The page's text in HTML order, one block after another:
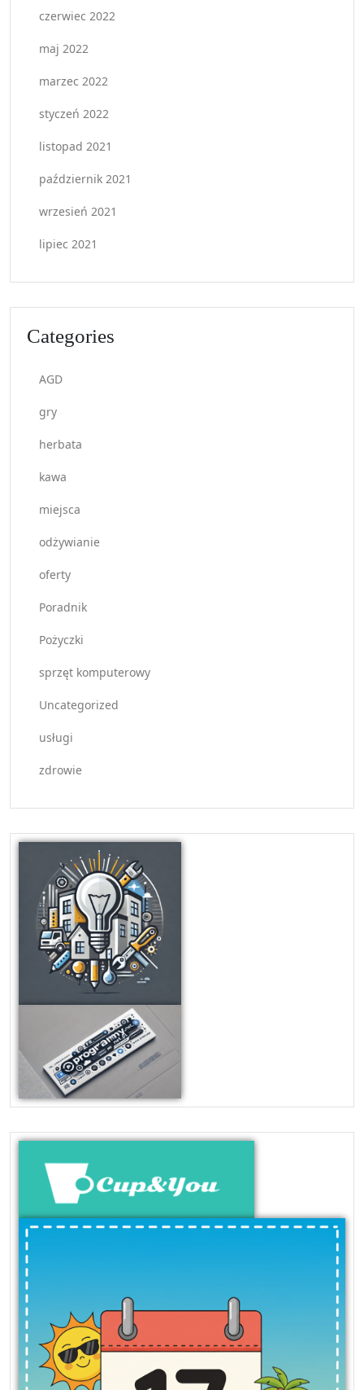
czerwiec 2022
maj 2022
marzec 2022
styczeń 2022
listopad 2021
październik 2021
wrzesień 2021
lipiec 2021
Categories
AGD
gry
herbata
kawa
miejsca
odżywianie
oferty
Poradnik
Pożyczki
sprzęt komputerowy
Uncategorized
usługi
zdrowie